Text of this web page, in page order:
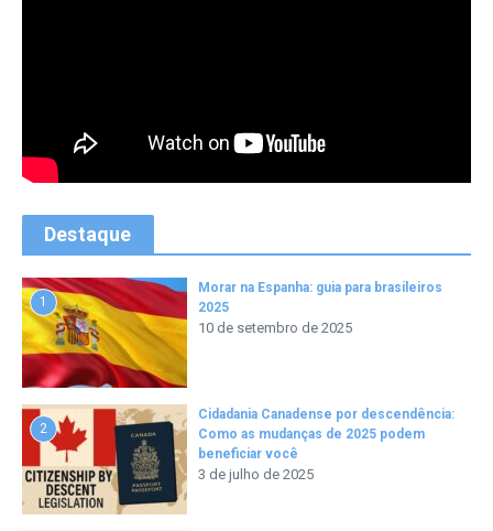
Destaque
1
Morar na Espanha: guia para brasileiros
2025
10 de setembro de 2025
2
Cidadania Canadense por descendência:
Como as mudanças de 2025 podem
beneficiar você
3 de julho de 2025